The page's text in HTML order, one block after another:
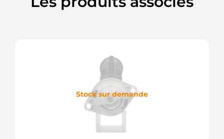
Stock sur demande